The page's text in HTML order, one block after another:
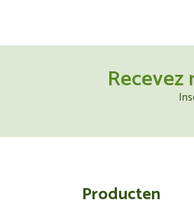
Producten